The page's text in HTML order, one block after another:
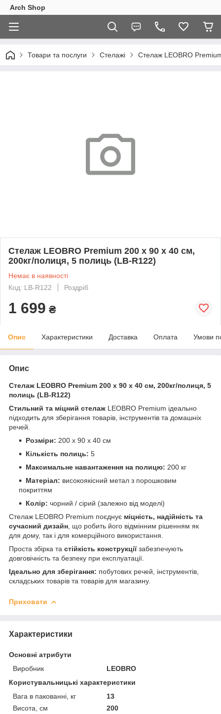
Arch Shop
Товари та послуги Стелажі Стелаж LEOBRO
Стелаж LEOBRO Premium 200 х 90 х 40 см,
200кг/полиця, 5 полиць (LB-R122)
Немає в наявності
Код: LB-R122
Роздріб
1 699 ₴
Опис Характеристики Доставка Оплата Умови
Опис
Стелаж LEOBRO Premium 200 х 90 х 40 см, 200кг/полиця, 5
полиць (LB-R122)
Стильний та міцний стелаж LEOBRO Premium ідеально
підходить для зберігання товарів, інструментів та домашніх
речей.
Розміри: 200 х 90 х 40 см
Кількість полиць: 5
Максимальне навантаження на полицю: 200 кг
Матеріал: високоякісний метал з порошковим
покриттям
Колір: чорний / сірий (залежно від моделі)
Стелаж LEOBRO Premium поєднує міцність, надійність та
сучасний дизайн , що робить його відмінним рішенням як
для дому, так і для комерційного використання.
Проста збірка та стійкість конструкціїзабезпечують
довговічність та безпеку при експлуатації.
Ідеально для зберігання: побутових речей, інструментів,
складських товарів та товарів для магазину.
Приховати
Характеристики
Основні атрибути
Виробник
LEOBRO
Користувальницькі характеристики
Вага в пакованні, кг
13
Висота, см
200